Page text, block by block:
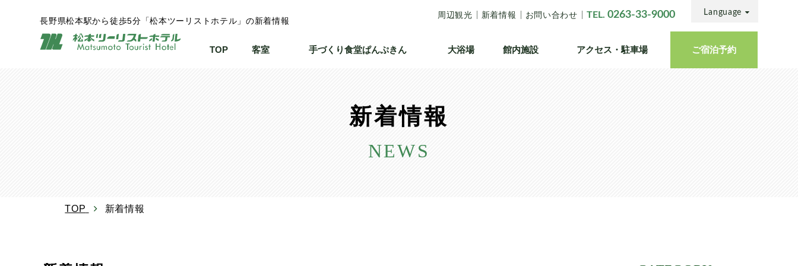
長野県松本駅から徒歩5分「松本ツーリストホテル」の新着情報
周辺観光 新着情報 お問い合わせ TEL. 0263-33-9000
TOP 客室 手づくり食堂ぱんぷきん 大浴場 館内施設 アクセス・駐車場 ご宿泊予約
Language
新着情報
NEWS
TOP 新着情報